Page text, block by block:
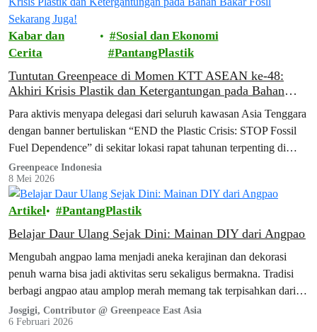
WALHI Nasional ini mempertemukan berbagai elemen masyarakat
sipil…
Kabar dan
Cerita
Sosial dan Ekonomi
PantangPlastik
Tuntutan Greenpeace di Momen KTT ASEAN ke-48:
Akhiri Krisis Plastik dan Ketergantungan pada Bahan
Para aktivis menyapa delegasi dari seluruh kawasan Asia Tenggara
dengan banner bertuliskan “END the Plastic Crisis: STOP Fossil
Fuel Dependence” di sekitar lokasi rapat tahunan terpenting di
kawasan Asia Tenggara.
Greenpeace Indonesia
8 Mei 2026
Artikel PantangPlastik
Belajar Daur Ulang Sejak Dini: Mainan DIY dari Angpao
Mengubah angpao lama menjadi aneka kerajinan dan dekorasi
penuh warna bisa jadi aktivitas seru sekaligus bermakna. Tradisi
berbagi angpao atau amplop merah memang tak terpisahkan dari
budaya Tionghoa. Namun di balik kehangatan tradisi tersebut, ada
dampak lingkungan yang sering luput dari perhatian.
Josgigi, Contributor @ Greenpeace East Asia
6 Februari 2026